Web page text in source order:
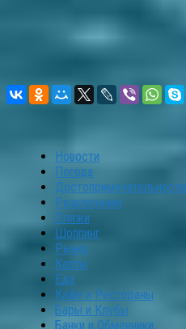
Новости
Погода
Достопримечательности
Развлечения
Пляжи
Шоппинг
Рынки
Карты
Еда
Кафе и Рестораны
Бары и Клубы
Банки и Обменники